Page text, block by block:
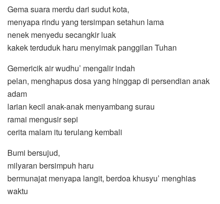
Gema suara merdu dari sudut kota,
menyapa rindu yang tersimpan setahun lama
nenek menyedu secangkir luak
kakek terduduk haru menyimak panggilan Tuhan
Gemericik air wudhu’ mengalir indah
pelan, menghapus dosa yang hinggap di persendian anak
adam
larian kecil anak-anak menyambang surau
ramai mengusir sepi
cerita malam itu terulang kembali
Bumi bersujud,
milyaran bersimpuh haru
bermunajat menyapa langit, berdoa khusyu’ menghias
waktu